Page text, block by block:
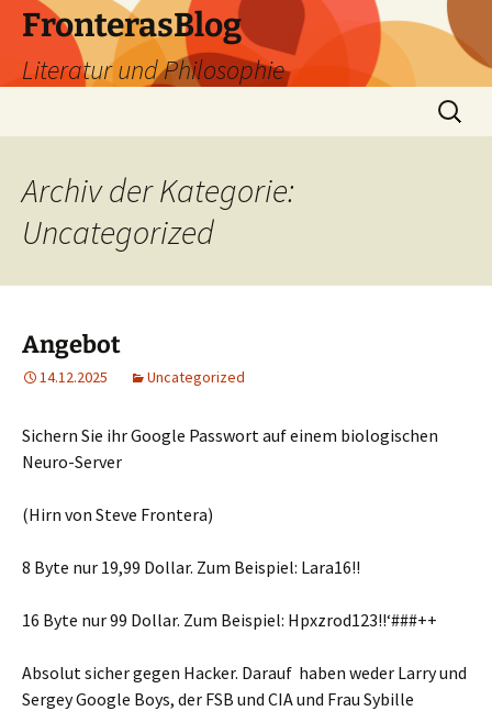
Zum
Inhalt
springen
FronterasBlog
Literatur und Philosophie
Suche
nach:
Archiv der Kategorie:
Uncategorized
Angebot
14.12.2025 Uncategorized
Sichern Sie ihr Google Passwort auf einem biologischen
Neuro-Server
(Hirn von Steve Frontera)
8 Byte nur 19,99 Dollar. Zum Beispiel: Lara16!!
16 Byte nur 99 Dollar. Zum Beispiel: Hpxzrod123!!‘###++
Absolut sicher gegen Hacker. Darauf haben weder Larry und
Sergey Google Boys, der FSB und CIA und Frau Sybille